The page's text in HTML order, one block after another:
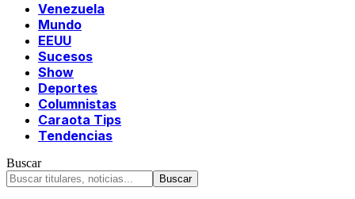
Venezuela
Mundo
EEUU
Sucesos
Show
Deportes
Columnistas
Caraota Tips
Tendencias
Buscar